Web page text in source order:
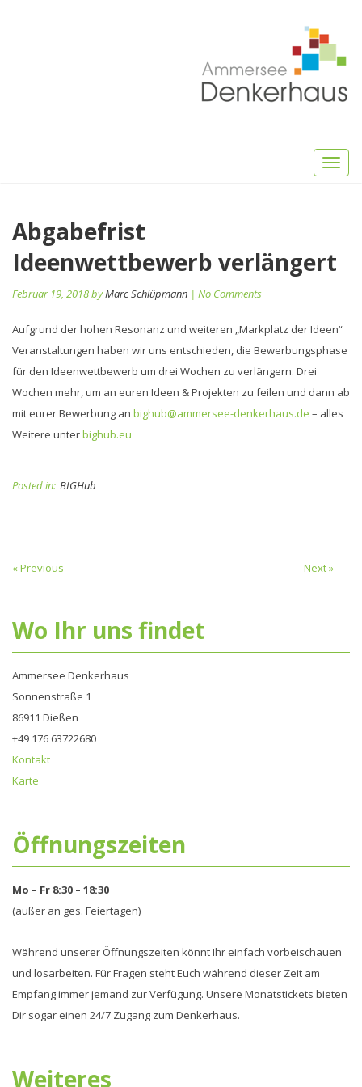
Toggle
Abgabefrist
Ideenwettbewerb verlängert
Februar 19, 2018 byMarc Schlüpmann | No Comments
Aufgrund der hohen Resonanz und weiteren „Markplatz der Ideen“
Veranstaltungen haben wir uns entschieden, die Bewerbungsphase
für den Ideenwettbewerb um drei Wochen zu verlängern. Drei
Wochen mehr, um an euren Ideen & Projekten zu feilen und dann ab
mit eurer Bewerbung an bighub@ammersee-denkerhaus.de – alles
Weitere unterbighub.eu
Posted in: BIGHub
Beitragsnavigation
« Previous Next »
Wo Ihr uns findet
Ammersee Denkerhaus
Sonnenstraße 1
86911 Dießen
+49 176 63722680‬
Kontakt
Karte
Öffnungszeiten
Mo – Fr 8:30 – 18:30
(außer an ges. Feiertagen)
Während unserer Öffnungszeiten könnt Ihr einfach vorbeischauen
und losarbeiten. Für Fragen steht Euch während dieser Zeit am
Empfang immer jemand zur Verfügung. Unsere Monatstickets bieten
Dir sogar einen 24/7 Zugang zum Denkerhaus.
Weiteres